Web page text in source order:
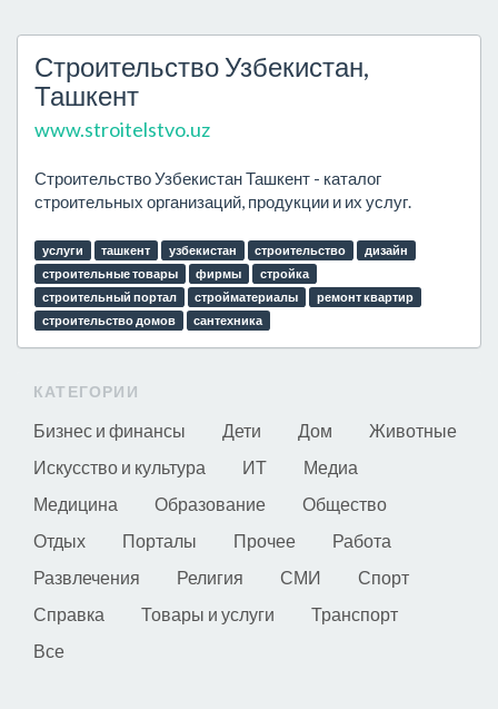
Строительство Узбекистан,
Ташкент
www.stroitelstvo.uz
Строительство Узбекистан Ташкент - каталог
строительных организаций, продукции и их услуг.
услуги ташкент узбекистан строительство
дизайн
строительные товары
фирмы
стройка
строительный портал
стройматериалы
ремонт квартир
строительство домов
сантехника
КАТЕГОРИИ
Бизнес и финансы Дети Дом
Животные
Искусство и культура
ИТ
Медиа
Медицина
Образование
Общество
Отдых
Порталы Прочее
Работа
Развлечения
Религия СМИ
Спорт
Справка
Товары и услуги
Транспорт
Все